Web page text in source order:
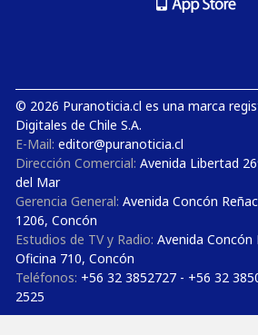
© 2026 Puranoticia.cl es una marca
Digitales de Chile S.A.
E-Mail: editor@puranoticia.cl
Dirección Comercial: Avenida Libertad
del Mar
Gerencia General: Avenida Concón
1206, Concón
Estudios de TV y Radio: Avenida Concón
Oficina 710, Concón
Teléfonos: +56 32 3852727 - +56 32
2525